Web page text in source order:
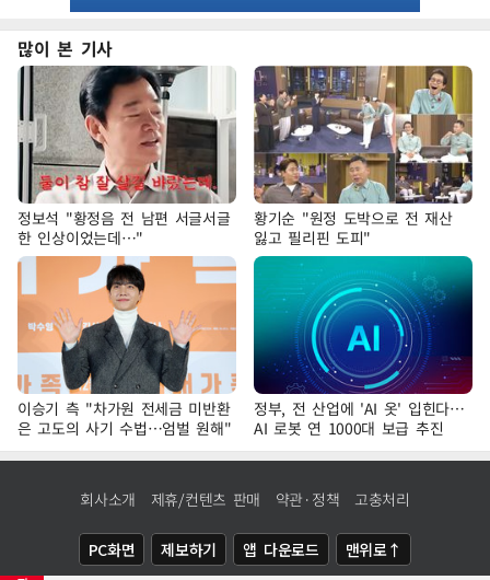
많이 본 기사
정보석 "황정음 전 남편 서글서글
한 인상이었는데…"
황기순 "원정 도박으로 전 재산
잃고 필리핀 도피"
이승기 측 "차가원 전세금 미반환
은 고도의 사기 수법…엄벌 원해"
정부, 전 산업에 'AI 옷' 입힌다…
AI 로봇 연 1000대 보급 추진
회사소개 제휴/컨텐츠 판매 약관·정책 고충처리
PC화면 제보하기 앱 다운로드 맨위로↑